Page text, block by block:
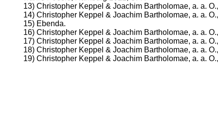
13) Christopher Keppel & Joachim Bartholomae, a. a.
14) Christopher Keppel & Joachim Bartholomae, a. a.
15) Ebenda.
16) Christopher Keppel & Joachim Bartholomae, a. a.
17) Christopher Keppel & Joachim Bartholomae, a. a.
18) Christopher Keppel & Joachim Bartholomae, a. a.
19) Christopher Keppel & Joachim Bartholomae, a. a.